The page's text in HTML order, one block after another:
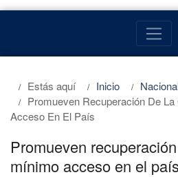
Estás aquí Inicio
Promueven Recuperación De
Acceso En El País
Promueven
mínimo acceso en el país